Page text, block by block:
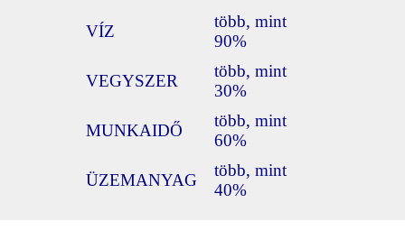
VÍZ
több, mint
90%
VEGYSZER
több, mint
30%
MUNKAIDŐ
több, mint
60%
ÜZEMANYAG
több, mint
40%